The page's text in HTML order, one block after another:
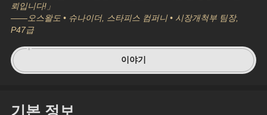
뢰입니다!」
——오스왈도 • 슈나이더, 스타피스 컴퍼니 • 시장개척부 팀장,
P47급
이야기
기본 정보